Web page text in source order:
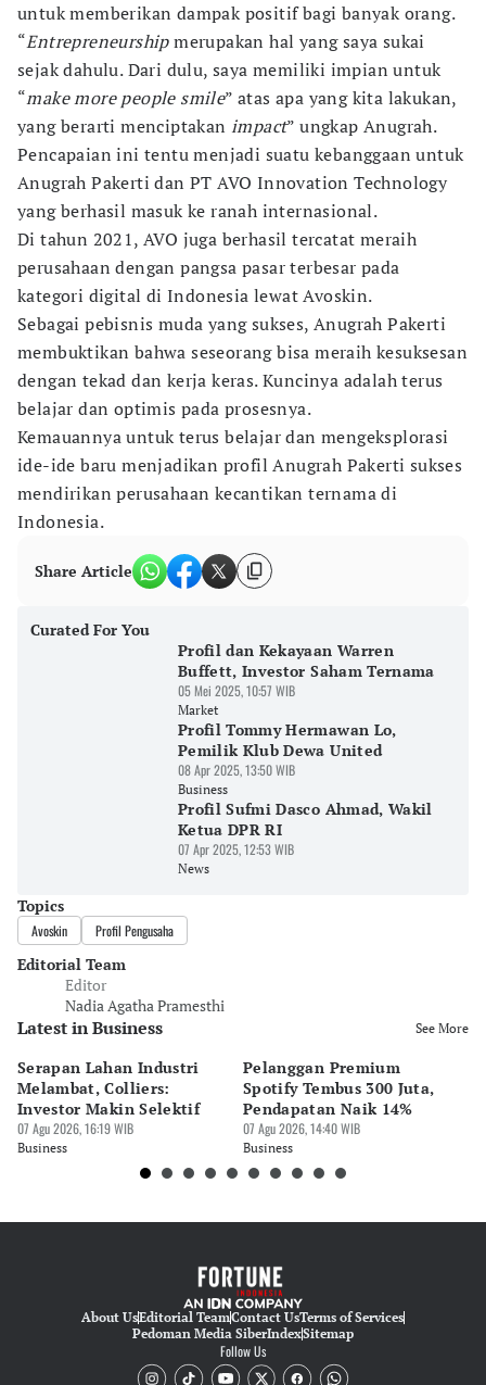
untuk memberikan dampak positif bagi banyak orang.
“Entrepreneurshipmerupakan hal yang saya sukai
sejak dahulu. Dari dulu, saya memiliki impian untuk
“make more people smile” atas apa yang kita lakukan,
yang berarti menciptakan impact” ungkap Anugrah.
Pencapaian ini tentu menjadi suatu kebanggaan untuk
Anugrah Pakerti dan PT AVO Innovation Technology
yang berhasil masuk ke ranah internasional.
Di tahun 2021, AVO juga berhasil tercatat meraih
perusahaan dengan pangsa pasar terbesar pada
kategori digital di Indonesia lewat Avoskin.
Sebagai pebisnis muda yang sukses, Anugrah Pakerti
membuktikan bahwa seseorang bisa meraih kesuksesan
dengan tekad dan kerja keras. Kuncinya adalah terus
belajar dan optimis pada prosesnya.
Kemauannya untuk terus belajar dan mengeksplorasi
ide-ide baru menjadikan profil Anugrah Pakerti sukses
mendirikan perusahaan kecantikan ternama di
Indonesia.
Share Article
Curated For You
Profil dan Kekayaan Warren
Buffett, Investor Saham Ternama
05 Mei 2025, 10:57 WIB
Market
Profil Tommy Hermawan Lo,
Pemilik Klub Dewa United
08 Apr 2025, 13:50 WIB
Business
Profil Sufmi Dasco Ahmad, Wakil
Ketua DPR RI
07 Apr 2025, 12:53 WIB
News
Topics
Avoskin Profil Pengusaha
Editorial Team
Editor
Nadia Agatha Pramesthi
Latest in Business See More
Serapan Lahan Industri
Melambat, Colliers:
Investor Makin Selektif
07 Agu 2026, 16:19 WIB
Business
Pelanggan Premium
Spotify Tembus 300 Juta,
Pendapatan Naik 14%
07 Agu 2026, 14:40 WIB
Business
About UsEditorial TeamContact UsTerms of Services
Pedoman Media SiberIndexSitemap
Follow Us